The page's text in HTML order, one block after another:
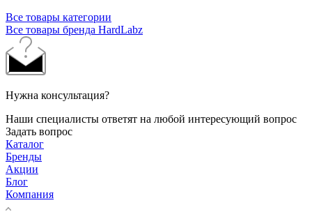
Все товары категории
Все товары бренда HardLabz
Нужна консультация?
Наши специалисты ответят на любой интересующий вопрос
Задать вопрос
Каталог
Бренды
Акции
Блог
Компания